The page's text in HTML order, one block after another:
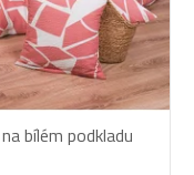
bílém podkladu